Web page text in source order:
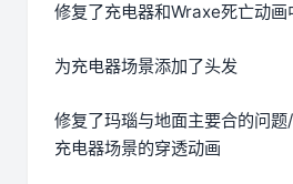
修复了充电器和Wraxe死亡动画
为充电器场景添加了头发
修复了玛瑙与地面主要合的问
充电器场景的穿透动画